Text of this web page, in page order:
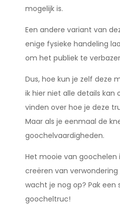
mogelijk is.
Een andere variant van
enige fysieke handeling
om het publiek te
Dus, hoe kun je zelf deze
ik hier niet alle details kan
vinden over hoe je deze
Maar als je eenmaal de
goochelvaardigheden.
Het mooie van
creëren van
wacht je nog op? Pak
goocheltruc!